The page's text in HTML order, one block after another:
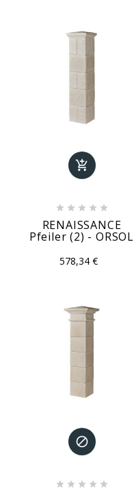

    
RENAISSANCE
Pfeiler (2) - ORSOL
578,34 €

    